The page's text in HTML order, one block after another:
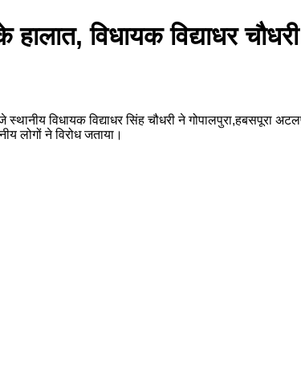
विधायक विद्याधर चौधरी
विधायक विद्याधर सिंह चौधरी ने गोपालपुरा,हबसपूरा
लोगों ने विरोध जताया।